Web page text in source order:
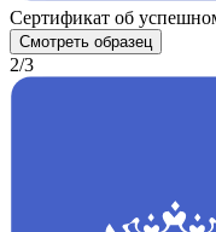
Сертификат об
Смотреть образец
2/3